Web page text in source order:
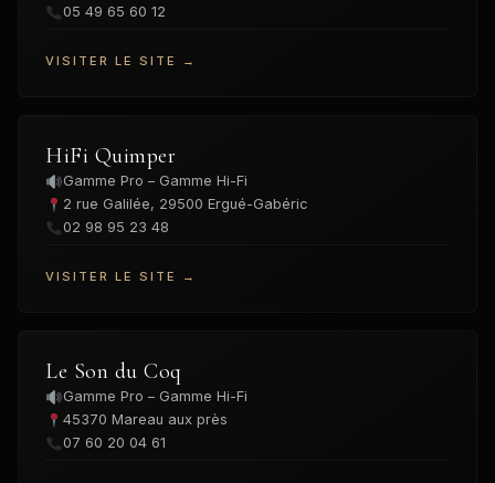
05 49 65 60 12
VISITER LE SITE →
HiFi Quimper
Gamme Pro – Gamme Hi-Fi
2 rue Galilée, 29500 Ergué-Gabéric
02 98 95 23 48
VISITER LE SITE →
Le Son du Coq
Gamme Pro – Gamme Hi-Fi
45370 Mareau aux près
07 60 20 04 61